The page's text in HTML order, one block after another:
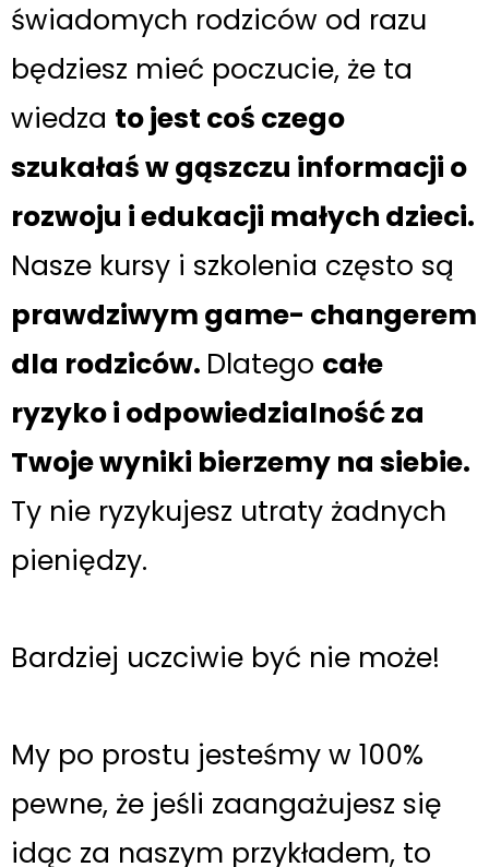
świadomych rodziców od razu
będziesz mieć poczucie, że ta
wiedza to jest coś czego
szukałaś w gąszczu informacji o
rozwoju i edukacji małych dzieci.
Nasze kursy i szkolenia często są
prawdziwym game- changerem
dla rodziców. Dlatego całe
ryzyko i odpowiedzialność za
Twoje wyniki bierzemy na siebie.
Ty nie ryzykujesz utraty żadnych
pieniędzy.
Bardziej uczciwie być nie może!
My po prostu jesteśmy w 100%
pewne, że jeśli zaangażujesz się
idąc za naszym przykładem, to